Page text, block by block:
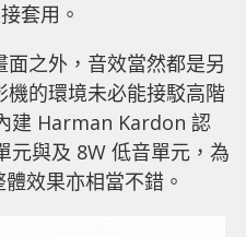
套用。
之外，音效當然都是另
的環境未必能接駁高階
建 Harman Kardon 認
元與及 8W 低音單元，為
效果亦相當不錯。